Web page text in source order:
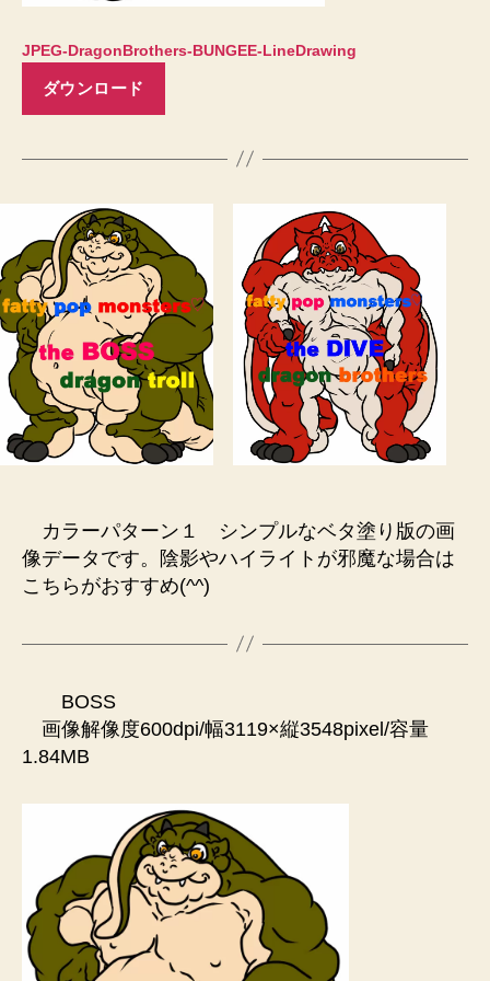
JPEG-DragonBrothers-BUNGEE-LineDrawing
ダウンロード
カラーパターン１ シンプルなベタ塗り版の画
像データです。陰影やハイライトが邪魔な場合は
こちらがおすすめ(^^)
BOSS
画像解像度600dpi/幅3119×縦3548pixel/容量
1.84MB